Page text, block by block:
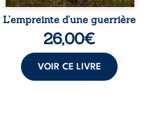
L’empreinte d’une guerrière
26,00€
VOIR CE LIVRE